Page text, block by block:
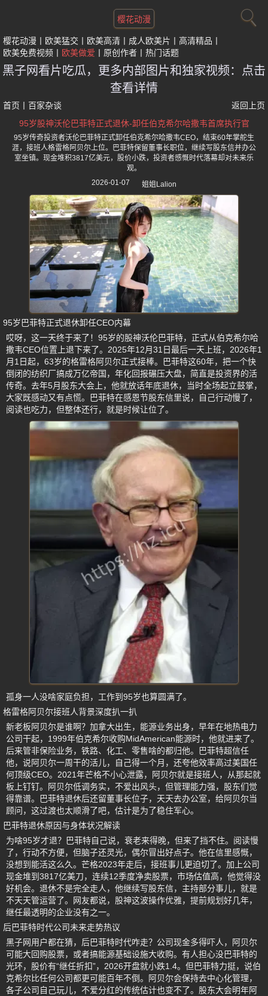
樱花动漫
樱花动漫 欧美猛交 欧美高清 成人欧美片
高清精品
欧美免费视频
欧美做爱 原创作者 热门话题
黑子网看片吃瓜，更多内部图片和独家视频：点击
查看详情
首页 百家杂谈
返回上页
95岁股神沃伦巴菲特正式退休-卸任伯克希尔哈撒韦首席执行官
95岁传奇投资者沃伦巴菲特正式卸任伯克希尔哈撒韦CEO，结束60年掌舵生
涯，接班人格雷格阿贝尔上位。巴菲特保留董事长职位，继续写股东信并办公
室坐镇。现金堆积3817亿美元，股价小跌，投资者感慨时代落幕却对未来乐
观。
2026-01-07
姐姐Lalion
95岁巴菲特正式退休卸任CEO内幕
哎呀，这一天终于来了！95岁的股神沃伦巴菲特，正式从伯克希尔哈
撒韦CEO位置上退下来了。2025年12月31日最后一天上班，2026年1
月1日起，63岁的格雷格阿贝尔正式接棒。巴菲特这60年，把一个快
倒闭的纺织厂搞成万亿帝国，年化回报碾压大盘，简直是投资界的活
传奇。去年5月股东大会上，他就放话年底退休，当时全场起立鼓掌，
大家既感动又有点慌。巴菲特在感恩节股东信里说，自己行动慢了，
阅读也吃力，但整体还行，就是时候让位了。
孤身一人没啥家庭负担，工作到95岁也算圆满了。
格雷格阿贝尔接班人背景深度扒一扒
新老板阿贝尔是谁啊？加拿大出生，能源业务出身，早年在地热电力
公司干起，1999年伯克希尔收购MidAmerican能源时，他就进来了。
后来管非保险业务，铁路、化工、零售啥的都归他。巴菲特超信任
他，说阿贝尔一周干的活儿，自己得一个月，还夸他效率高过美国任
何顶级CEO。2021年芒格不小心泄露，阿贝尔就是接班人，从那起就
板上钉钉。阿贝尔低调务实，不爱出风头，但管理能力强，股东们觉
得靠谱。巴菲特退休后还留董事长位子，天天去办公室，给阿贝尔当
顾问，这过渡也太顺滑了吧，估计是为了稳住军心。
巴菲特退休原因与身体状况解读
为啥95岁才退？巴菲特自己说，衰老来得晚，但来了挡不住。阅读慢
了，行动不方便，但脑子还灵光，偶尔冒出好点子。他在信里感慨，
没想到能活这么久。芒格2023年走后，接班事儿更迫切了。加上公司
现金堆到3817亿美刀，连续12季度净卖股票，市场估值高，他觉得没
好机会。退休不是完全走人，他继续写股东信，主持部分事儿，就是
不天天管运营了。网友都说，股神这波操作优雅，提前规划好几年，
继任最透明的企业没有之一。
后巴菲特时代公司未来走势热议
黑子网用户都在猜，后巴菲特时代咋走？公司现金多得吓人，阿贝尔
可能大回购股票，或者搞能源基础设施大收购。有人担心没巴菲特的
光环，股价有“继任折扣”，2026开盘就小跌1.4。但巴菲特力挺，说伯
克希尔比任何公司都更可能百年不倒。阿贝尔会保持去中心化管理，
各子公司自己玩儿，不爱分红的传统估计也变不了。股东大会明年阿